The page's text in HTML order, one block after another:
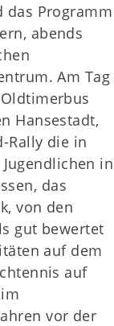
das Programm
abends
Am Tag
Hansestadt,
Rally die in
in
das
von den
gut bewertet
auf dem
auf
vor der